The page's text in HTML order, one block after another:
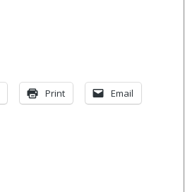
Print Email